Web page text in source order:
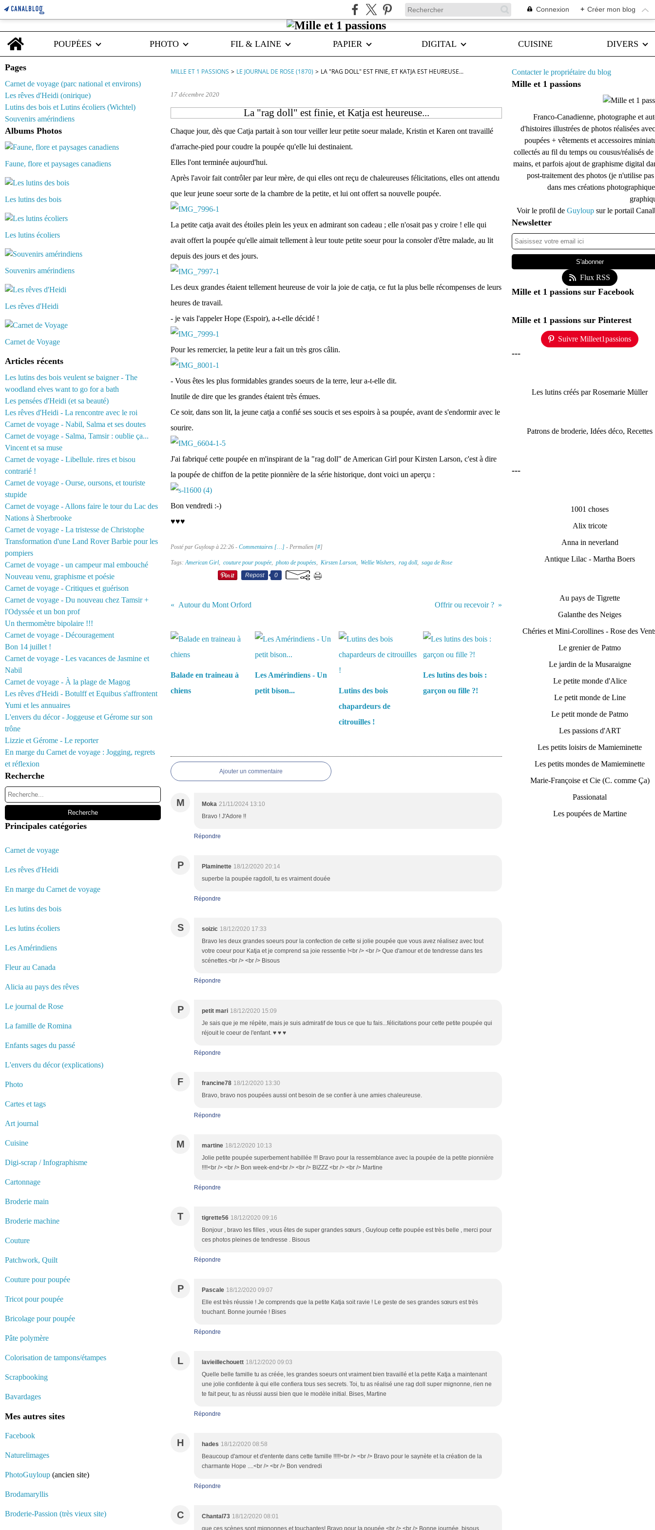
Connexion + Créer mon blog
Home
POUPÉES
PHOTO FIL & LAINE PAPIER DIGITAL CUISINE DIVERS
Pages
Carnet de voyage (parc national et environs)
Les rêves d'Heidi (onirique)
Lutins des bois et Lutins écoliers (Wichtel)
Souvenirs amérindiens
Albums Photos
Faune, flore et paysages canadiens
Les lutins des bois
Les lutins écoliers
Souvenirs amérindiens
Les rêves d'Heidi
Carnet de Voyage
Articles récents
Les lutins des bois veulent se baigner - The
woodland elves want to go for a bath
Les pensées d'Heidi (et sa beauté)
Les rêves d'Heidi - La rencontre avec le roi
Carnet de voyage - Nabil, Salma et ses doutes
Carnet de voyage - Salma, Tamsir : oublie ça...
Vincent et sa muse
Carnet de voyage - Libellule. rires et bisou
contrarié !
Carnet de voyage - Ourse, oursons, et touriste
stupide
Carnet de voyage - Allons faire le tour du Lac des
Nations à Sherbrooke
Carnet de voyage - La tristesse de Christophe
Transformation d'une Land Rover Barbie pour les
pompiers
Carnet de voyage - un campeur mal embouché
Nouveau venu, graphisme et poésie
Carnet de voyage - Critiques et guérison
Carnet de voyage - Du nouveau chez Tamsir +
l'Odyssée et un bon prof
Un thermomètre bipolaire !!!
Carnet de voyage - Découragement
Bon 14 juillet !
Carnet de voyage - Les vacances de Jasmine et
Nabil
Carnet de voyage - À la plage de Magog
Les rêves d'Heidi - Botulff et Equibus s'affrontent
Yumi et les annuaires
L'envers du décor - Joggeuse et Gérome sur son
trône
Lizzie et Gérome - Le reporter
En marge du Carnet de voyage : Jogging, regrets
et réflexion
Recherche
Principales catégories
Carnet de voyage
Les rêves d'Heidi
En marge du Carnet de voyage
Les lutins des bois
Les lutins écoliers
Les Amérindiens
Fleur au Canada
Alicia au pays des rêves
Le journal de Rose
La famille de Romina
Enfants sages du passé
L'envers du décor (explications)
Photo
Cartes et tags
Art journal
Cuisine
Digi-scrap / Infographisme
Cartonnage
Broderie main
Broderie machine
Couture
Patchwork, Quilt
Couture pour poupée
Tricot pour poupée
Bricolage pour poupée
Pâte polymère
Colorisation de tampons/étampes
Scrapbooking
Bavardages
Mes autres sites
Facebook
Naturelimages
PhotoGuyloup (ancien site)
Brodamaryllis
Broderie-Passion (très vieux site)
MILLE ET 1 PASSIONS > LE JOURNAL DE ROSE (1870) > LA "RAG DOLL" EST FINIE, ET KATJA EST HEUREUSE...
17 décembre 2020
La "rag doll" est finie, et Katja est heureuse...
Chaque jour, dès que Catja partait à son tour veiller leur petite soeur malade, Kristin et Karen ont travaillé
d'arrache-pied pour coudre la poupée qu'elle lui destinaient.
Elles l'ont terminée aujourd'hui.
Après l'avoir fait contrôler par leur mère, de qui elles ont reçu de chaleureuses félicitations, elles ont attendu
que leur jeune soeur sorte de la chambre de la petite, et lui ont offert sa nouvelle poupée.
La petite catja avait des étoiles plein les yeux en admirant son cadeau ; elle n'osait pas y croire ! elle qui
avait offert la poupée qu'elle aimait tellement à leur toute petite soeur pour la consoler d'être malade, au lit
depuis des jours et des jours.
Les deux grandes étaient tellement heureuse de voir la joie de catja, ce fut la plus belle récompenses de leurs
heures de travail.
- je vais l'appeler Hope (Espoir), a-t-elle décidé !
Pour les remercier, la petite leur a fait un très gros câlin.
- Vous êtes les plus formidables grandes soeurs de la terre, leur a-t-elle dit.
Inutile de dire que les grandes étaient très émues.
Ce soir, dans son lit, la jeune catja a confié ses soucis et ses espoirs à sa poupée, avant de s'endormir avec le
sourire.
J'ai fabriqué cette poupée en m'inspirant de la "rag doll" de American Girl pour Kirsten Larson, c'est à dire
la poupée de chiffon de la petite pionnière de la série historique, dont voici un aperçu :
Bon vendredi :-)
♥♥♥
Posté par Guyloup à 22:26 - Commentaires […] - Permalien [#]
Tags:American Girl, couture pour poupée, photo de poupées, Kirsten Larson, Wellie Wishers, rag doll, saga de Rose
Repost
0
Autour du Mont Orford Offrir ou recevoir ?
Balade en traineau à
chiens
Les Amérindiens - Un
petit bison...
Lutins des bois
chapardeurs de
citrouilles !
Les lutins des bois :
garçon ou fille ?!
Ajouter un commentaire
M Moka 21/11/2024 13:10
Bravo ! J'Adore !!
Répondre
P Plaminette 18/12/2020 20:14
superbe la poupée ragdoll, tu es vraiment douée
Répondre
S soizic 18/12/2020 17:33
Bravo les deux grandes soeurs pour la confection de cette si jolie poupée que vous avez réalisez avec tout
votre coeur pour Katja et je comprend sa joie ressentie !<br /> <br /> Que d'amour et de tendresse dans tes
scénettes.<br /> <br /> Bisous
Répondre
P petit mari 18/12/2020 15:09
Je sais que je me répète, mais je suis admiratif de tous ce que tu fais...félicitations pour cette petite poupée qui
réjouit le coeur de l'enfant. ♥ ♥ ♥
Répondre
F francine78 18/12/2020 13:30
Bravo, bravo nos poupées aussi ont besoin de se confier à une amies chaleureuse.
Répondre
M martine 18/12/2020 10:13
Jolie petite poupée superbement habillée !!! Bravo pour la ressemblance avec la poupée de la petite pionnière
!!!!<br /> <br /> Bon week-end<br /> <br /> BIZZZ <br /> <br /> Martine
Répondre
T tigrette56 18/12/2020 09:16
Bonjour , bravo les filles , vous êtes de super grandes sœurs , Guyloup cette poupée est très belle , merci pour
ces photos pleines de tendresse . Bisous
Répondre
P Pascale 18/12/2020 09:07
Elle est très réussie ! Je comprends que la petite Katja soit ravie ! Le geste de ses grandes sœurs est très
touchant. Bonne journée ! Bises
Répondre
L lavieillechouett 18/12/2020 09:03
Quelle belle famille tu as créée, les grandes soeurs ont vraiment bien travaillé et la petite Katja a maintenant
une jolie confidente à qui elle confiera tous ses secrets. Toi, tu as réalisé une rag doll super mignonne, rien ne
te fait peur, tu as réussi aussi bien que le modèle initial. Bises, Martine
Répondre
H hades 18/12/2020 08:58
Beaucoup d'amour et d'entente dans cette famille !!!!!<br /> <br /> Bravo pour le saynète et la création de la
charmante Hope ....<br /> <br /> Bon vendredi
Répondre
C Chantal73 18/12/2020 08:01
que ces scènes sont mignonnes et touchantes! Bravo pour la poupée <br /> <br /> Bonne journée, bisous
Contacter le propriétaire du blog
Mille et 1 passions
Franco-Canadienne, photographe et
d'histoires illustrées de photos réalisées
poupées + vêtements et accessoires
collectés au fil du temps ou cousus/réalisés de
mains, et parfois ajout de graphisme digital
post-traitement des photos (je n'utilise
dans mes créations
Voir le profil de Guyloup sur le portail
Newsletter
Flux RSS
Mille et 1 passions sur Facebook
Mille et 1 passions sur Pinterest
Suivre Milleet1passions
---
Les lutins créés par Rosemarie Müller
Patrons de broderie, Idées déco, Recettes
---
1001 choses
Alix tricote
Anna in neverland
Antique Lilac - Martha Boers
Au pays de Tigrette
Galanthe des Neiges
Chéries et Mini-Corollines - Rose des
Le grenier de Patmo
Le jardin de la Musaraigne
Le petite monde d'Alice
Le petit monde de Line
Le petit monde de Patmo
Les passions d'ART
Les petits loisirs de Mamieminette
Les petits mondes de Mamieminette
Marie-Françoise et Cie (C. comme Ça)
Passionatal
Les poupées de Martine